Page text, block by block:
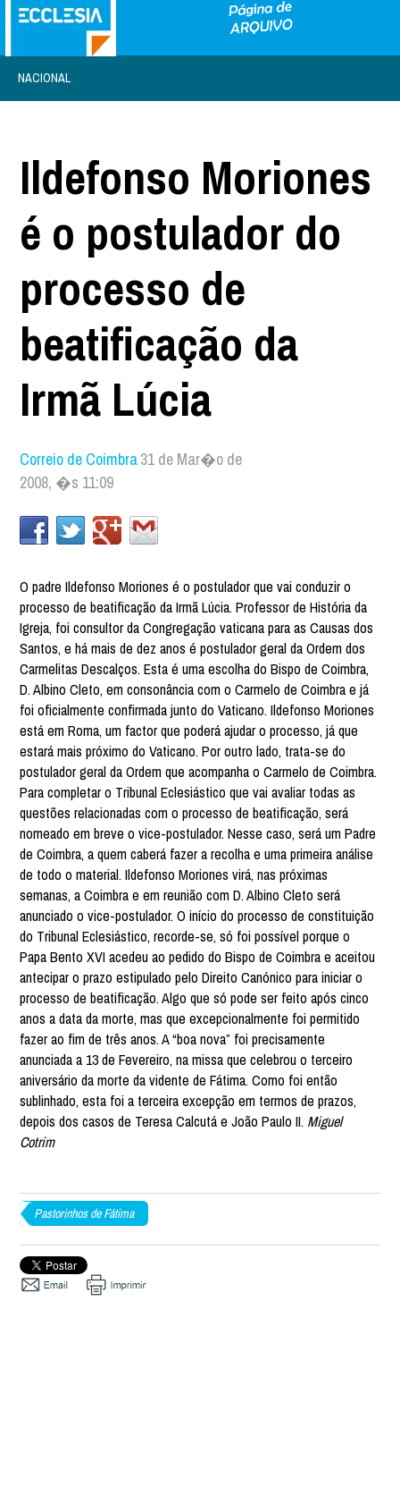
NACIONAL
Ildefonso Moriones
é o postulador do
processo de
beatificação da
Irmã Lúcia
Correio de Coimbra31 de Mar�o de
2008, �s 11:09
O padre Ildefonso Moriones é o postulador que vai conduzir o
processo de beatificação da Irmã Lúcia. Professor de História da
Igreja, foi consultor da Congregação vaticana para as Causas dos
Santos, e há mais de dez anos é postulador geral da Ordem dos
Carmelitas Descalços. Esta é uma escolha do Bispo de Coimbra,
D. Albino Cleto, em consonância com o Carmelo de Coimbra e já
foi oficialmente confirmada junto do Vaticano. Ildefonso Moriones
está em Roma, um factor que poderá ajudar o processo, já que
estará mais próximo do Vaticano. Por outro lado, trata-se do
postulador geral da Ordem que acompanha o Carmelo de Coimbra.
Para completar o Tribunal Eclesiástico que vai avaliar todas as
questões relacionadas com o processo de beatificação, será
nomeado em breve o vice-postulador. Nesse caso, será um Padre
de Coimbra, a quem caberá fazer a recolha e uma primeira análise
de todo o material. Ildefonso Moriones virá, nas próximas
semanas, a Coimbra e em reunião com D. Albino Cleto será
anunciado o vice-postulador. O início do processo de constituição
do Tribunal Eclesiástico, recorde-se, só foi possível porque o
Papa Bento XVI acedeu ao pedido do Bispo de Coimbra e aceitou
antecipar o prazo estipulado pelo Direito Canónico para iniciar o
processo de beatificação. Algo que só pode ser feito após cinco
anos a data da morte, mas que excepcionalmente foi permitido
fazer ao fim de três anos. A “boa nova” foi precisamente
anunciada a 13 de Fevereiro, na missa que celebrou o terceiro
aniversário da morte da vidente de Fátima. Como foi então
sublinhado, esta foi a terceira excepção em termos de prazos,
depois dos casos de Teresa Calcutá e João Paulo II. Miguel
Cotrim
Pastorinhos de Fátima